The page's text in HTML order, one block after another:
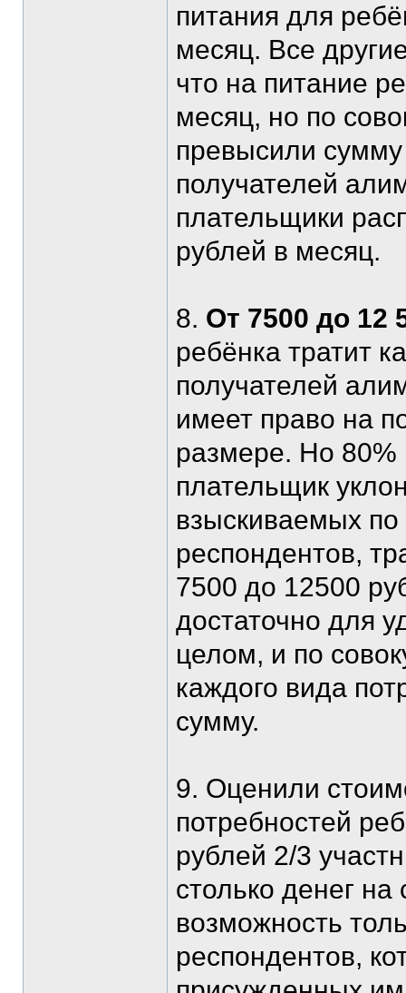
питания для
месяц. Все
что на питание
месяц, но по
превысили
получателей
плательщики
рублей в месяц.
8. От 7500 до 12
ребёнка тратит
получателей
имеет право на
размере. Но 80%
плательщик
взыскиваемых
респондентов,
7500 до 12500
достаточно для
целом, и по
каждого вида
сумму.
9. Оценили
потребностей
рублей 2/3
столько денег
возможность
респондентов,